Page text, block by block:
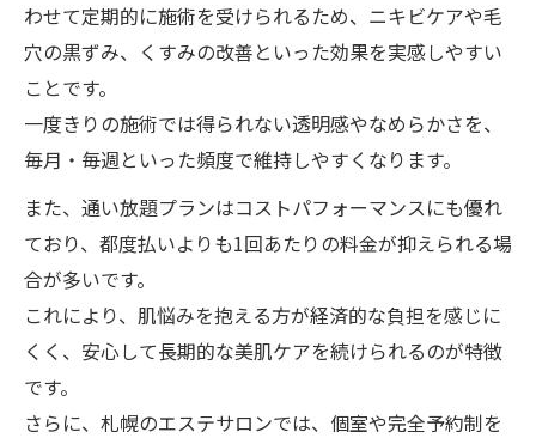
わせて定期的に施術を受けられるため、ニキビケアや毛
穴の黒ずみ、くすみの改善といった効果を実感しやすい
ことです。
一度きりの施術では得られない透明感やなめらかさを、
毎月・毎週といった頻度で維持しやすくなります。
また、通い放題プランはコストパフォーマンスにも優れ
ており、都度払いよりも1回あたりの料金が抑えられる場
合が多いです。
これにより、肌悩みを抱える方が経済的な負担を感じに
くく、安心して長期的な美肌ケアを続けられるのが特徴
です。
さらに、札幌のエステサロンでは、個室や完全予約制を